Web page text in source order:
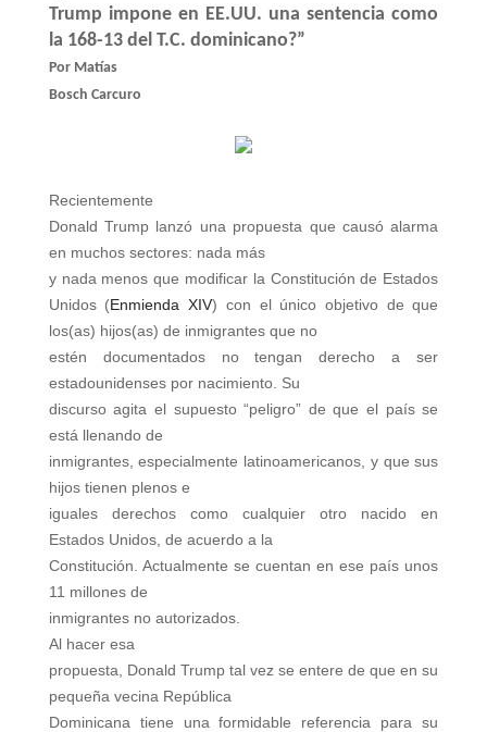
Trump impone en EE.UU. una sentencia como
la 168-13 del T.C. dominicano?”
Por Matías
Bosch Carcuro
Recientemente
Donald Trump lanzó una propuesta que causó alarma
en muchos sectores: nada más
y nada menos que modificar la Constitución de Estados
Unidos (Enmienda XIV) con el único objetivo de que
los(as) hijos(as) de inmigrantes que no
estén documentados no tengan derecho a ser
estadounidenses por nacimiento. Su
discurso agita el supuesto “peligro” de que el país se
está llenando de
inmigrantes, especialmente latinoamericanos, y que sus
hijos tienen plenos e
iguales derechos como cualquier otro nacido en
Estados Unidos, de acuerdo a la
Constitución. Actualmente se cuentan en ese país unos
11 millones de
inmigrantes no autorizados.
Al hacer esa
propuesta, Donald Trump tal vez se entere de que en su
pequeña vecina República
Dominicana tiene una formidable referencia para su